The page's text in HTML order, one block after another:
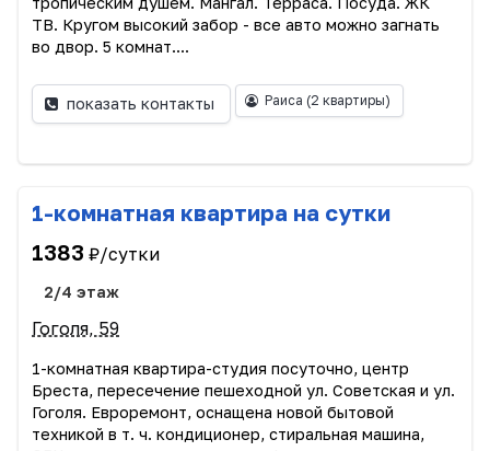
ТВ. Кругом высокий забор - все авто можно загнать
во двор. 5 комнат....
показать контакты Раиса (2 квартиры)
1-комнатная квартира на сутки
1383 ₽/сутки
2/4 этаж
Гоголя, 59
1-комнатная квартира-студия посуточно, центр
Бреста, пересечение пешеходной ул. Советская и ул.
Гоголя. Евроремонт, оснащена новой бытовой
техникой в т. ч. кондиционер, стиральная машина,